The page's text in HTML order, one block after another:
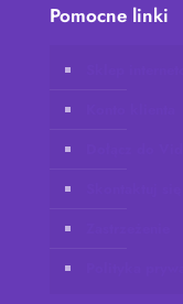
Pomocne linki